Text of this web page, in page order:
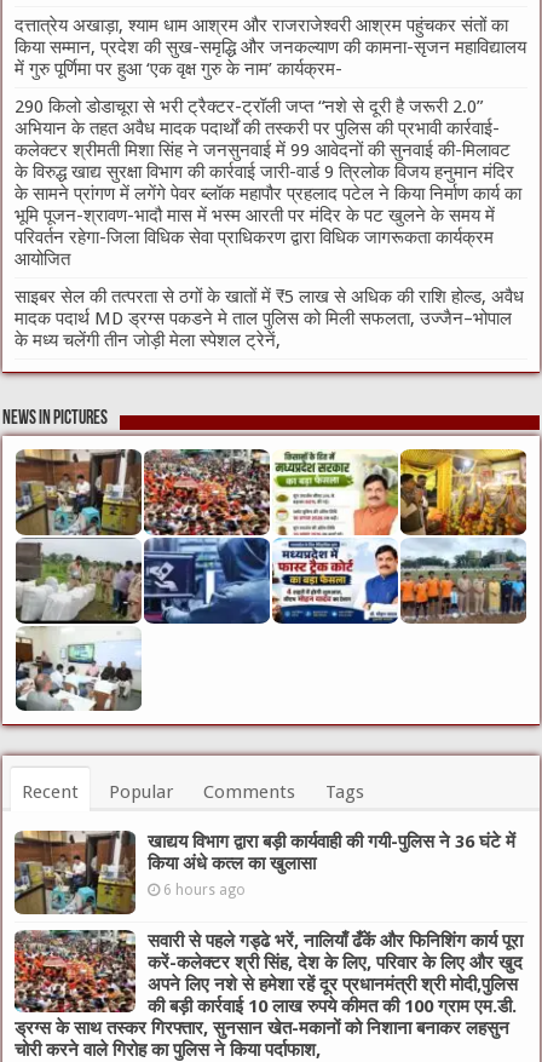
दत्तात्रेय अखाड़ा, श्याम धाम आश्रम और राजराजेश्वरी आश्रम पहुंचकर संतों का
किया सम्मान, प्रदेश की सुख-समृद्धि और जनकल्याण की कामना-सृजन महाविद्यालय
में गुरु पूर्णिमा पर हुआ ‘एक वृक्ष गुरु के नाम’ कार्यक्रम-
290 किलो डोडाचूरा से भरी ट्रैक्टर-ट्रॉली जप्त “नशे से दूरी है जरूरी 2.0”
अभियान के तहत अवैध मादक पदार्थों की तस्करी पर पुलिस की प्रभावी कार्रवाई-
कलेक्टर श्रीमती मिशा सिंह ने जनसुनवाई में 99 आवेदनों की सुनवाई की-मिलावट
के विरुद्ध खाद्य सुरक्षा विभाग की कार्रवाई जारी-वार्ड 9 त्रिलोक विजय हनुमान मंदिर
के सामने प्रांगण में लगेंगे पेवर ब्लॉक महापौर प्रहलाद पटेल ने किया निर्माण कार्य का
भूमि पूजन-श्रावण-भादौ मास में भस्म आरती पर मंदिर के पट खुलने के समय में
परिवर्तन रहेगा-जिला विधिक सेवा प्राधिकरण द्वारा विधिक जागरूकता कार्यक्रम
आयोजित
साइबर सेल की तत्परता से ठगों के खातों में ₹5 लाख से अधिक की राशि होल्ड, अवैध
मादक पदार्थ MD ड्रग्स पकडने मे ताल पुलिस को मिली सफलता, उज्जैन–भोपाल
के मध्य चलेंगी तीन जोड़ी मेला स्पेशल ट्रेनें,
News in Pictures
Recent Popular Comments Tags
खाद्यय विभाग द्वारा बड़ी कार्यवाही की गयी-पुलिस ने 36 घंटे में
किया अंधे कत्ल का खुलासा
6 hours ago
सवारी से पहले गड्ढे भरें, नालियाँ ढँकें और फिनिशिंग कार्य पूरा
करें-कलेक्टर श्री सिंह, देश के लिए, परिवार के लिए और खुद
अपने लिए नशे से हमेशा रहें दूर प्रधानमंत्री श्री मोदी,पुलिस
की बड़ी कार्रवाई 10 लाख रुपये कीमत की 100 ग्राम एम.डी.
ड्रग्स के साथ तस्कर गिरफ्तार, सुनसान खेत-मकानों को निशाना बनाकर लहसुन
चोरी करने वाले गिरोह का पुलिस ने किया पर्दाफाश,